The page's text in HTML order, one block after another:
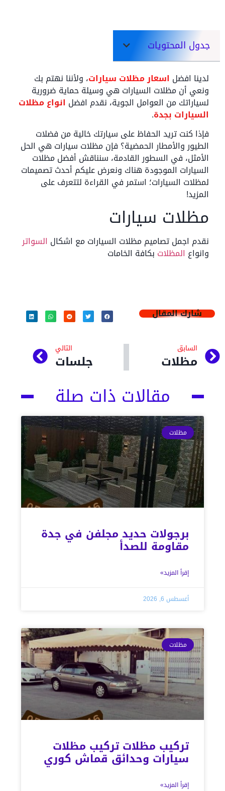
جدول المحتويات
لدينا افضل اسعار مظلات سيارات، ولأننا نهتم بك
ونعي أن مظلات السيارات هي وسيلة حماية ضرورية
لسياراتك من العوامل الجوية، نقدم افضل انواع مظلات
السيارات بجدة.
فإذا كنت تريد الحفاظ على سيارتك خالية من فضلات
الطيور والأمطار الحمضية؟ فإن مظلات سيارات هي الحل
الأمثل، في السطور القادمة، سنناقش أفضل مظلات
السيارات الموجودة هناك ونعرض عليكم أحدث تصميمات
لمظلات السيارات؛ استمر في القراءة لتتعرف على
المزيد!
مظلات سيارات
نقدم اجمل تصاميم مظلات السيارات مع اشكال السواتر
وانواع المظلات بكافة الخامات
شارك المقال
السابق
مظلات
التالي
جلسات
مقالات ذات صلة
مظلات
برجولات حديد مجلفن في جدة
مقاومة للصدأ
إقرأ المزيد»
أغسطس 6, 2026
مظلات
تركيب مظلات تركيب مظلات
سيارات وحدائق قماش كوري
إقرأ المزيد»